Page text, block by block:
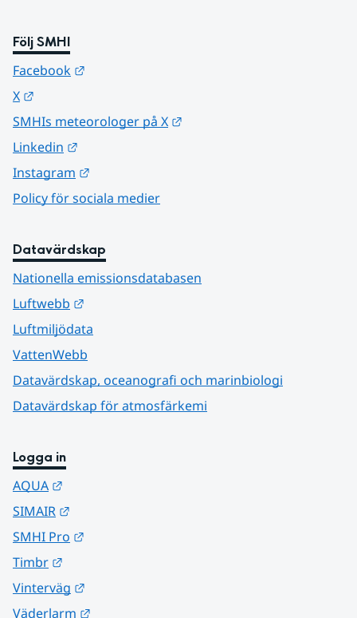
Följ SMHI
Facebook
X
SMHIs meteorologer på X
Linkedin
Instagram
Policy för sociala medier
Datavärdskap
Nationella emissionsdatabasen
Luftwebb
Luftmiljödata
VattenWebb
Datavärdskap, oceanografi och marinbiologi
Datavärdskap för atmosfärkemi
Logga in
AQUA
SIMAIR
SMHI Pro
Timbr
Vinterväg
Väderlarm